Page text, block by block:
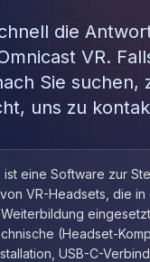
die
VR.
Sie suchen,
uns zu
ist eine Software zur
VR-Headsets, die in
(Headset-
USB-C-